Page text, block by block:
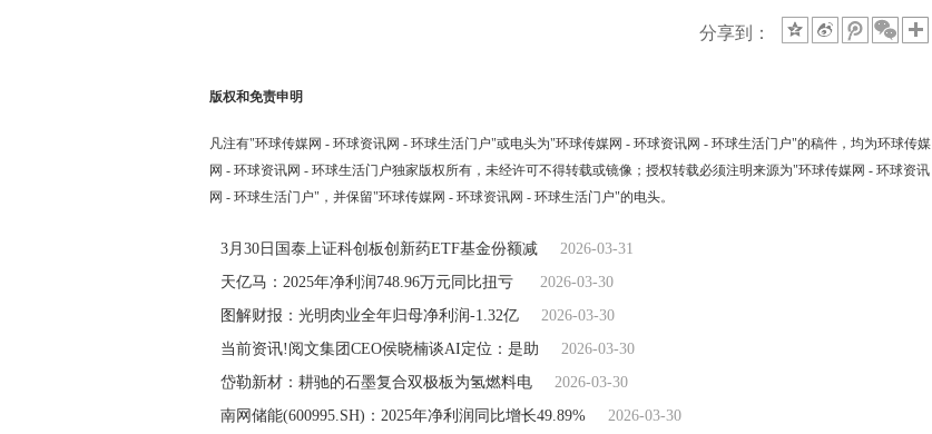
分享到：
版权和免责申明
凡注有"环球传媒网 - 环球资讯网 - 环球生活门户"或电头为"环球传媒网 - 环球资讯网 - 环球生活门户"的稿件，均为环球传媒
网 - 环球资讯网 - 环球生活门户独家版权所有，未经许可不得转载或镜像；授权转载必须注明来源为"环球传媒网 - 环球资讯
网 - 环球生活门户"，并保留"环球传媒网 - 环球资讯网 - 环球生活门户"的电头。
3月30日国泰上证科创板创新药ETF基金份额减
2026-03-31
天亿马：2025年净利润748.96万元同比扭亏
2026-03-30
图解财报：光明肉业全年归母净利润-1.32亿
2026-03-30
当前资讯!阅文集团CEO侯晓楠谈AI定位：是助
2026-03-30
岱勒新材：耕驰的石墨复合双极板为氢燃料电
2026-03-30
南网储能(600995.SH)：2025年净利润同比增长49.89%
2026-03-30